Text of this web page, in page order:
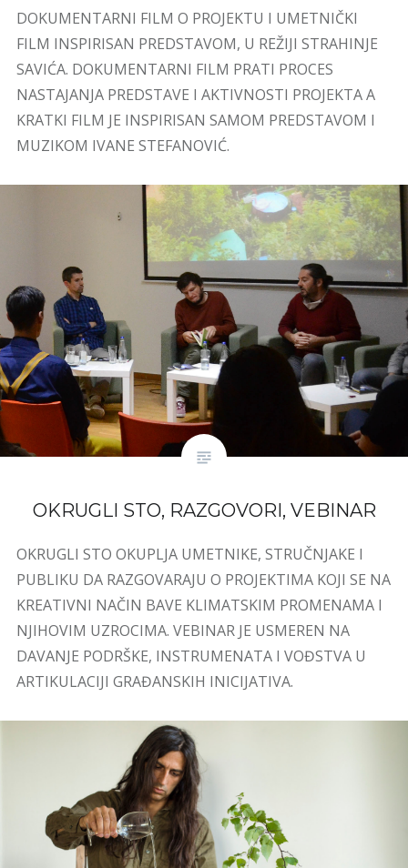
DOKUMENTARNI FILM O PROJEKTU I UMETNIČKI
FILM INSPIRISAN PREDSTAVOM, U REŽIJI STRAHINJE
SAVIĆA. DOKUMENTARNI FILM PRATI PROCES
NASTAJANJA PREDSTAVE I AKTIVNOSTI PROJEKTA A
KRATKI FILM JE INSPIRISAN SAMOM PREDSTAVOM I
MUZIKOM IVANE STEFANOVIĆ.
OKRUGLI STO, RAZGOVORI, VEBINAR
OKRUGLI STO OKUPLJA UMETNIKE, STRUČNJAKE I
PUBLIKU DA RAZGOVARAJU O PROJEKTIMA KOJI SE NA
KREATIVNI NAČIN BAVE KLIMATSKIM PROMENAMA I
NJIHOVIM UZROCIMA. VEBINAR JE USMEREN NA
DAVANJE PODRŠKE, INSTRUMENATA I VOĐSTVA U
ARTIKULACIJI GRAĐANSKIH INICIJATIVA.